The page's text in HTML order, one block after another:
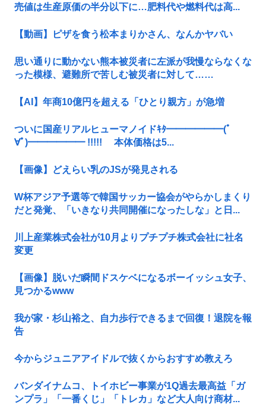
売値は生産原価の半分以下に…肥料代や燃料代は高...
【動画】ピザを食う松本まりかさん、なんかヤバい
思い通りに動かない熊本被災者に左派が我慢ならなくな
った模様、避難所で苦しむ被災者に対して……
【AI】年商10億円を超える「ひとり親方」が急増
ついに国産リアルヒューマノイドｷﾀ━━━━━━(ﾟ
∀ﾟ)━━━━━━ !!!!! 本体価格は5...
【画像】どえらい乳のJSが発見される
W杯アジア予選等で韓国サッカー協会がやらかしまくり
だと発覚、「いきなり共同開催になったしな」と日...
川上産業株式会社が10月よりプチプチ株式会社に社名
変更
【画像】脱いだ瞬間ドスケベになるボーイッシュ女子、
見つかるwww
我が家・杉山裕之、自力歩行できるまで回復！退院を報
告
今からジュニアアイドルで抜くからおすすめ教えろ
バンダイナムコ、トイホビー事業が1Q過去最高益「ガ
ンプラ」「一番くじ」「トレカ」など大人向け商材...